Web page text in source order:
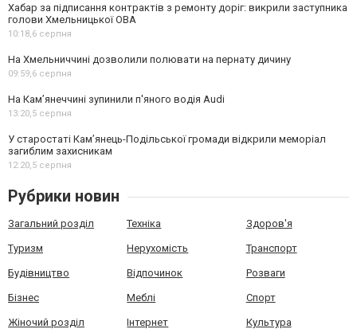
Хабар за підписання контрактів з ремонту доріг: викрили заступника
голови Хмельницької ОВА
10:18,6 серпня
На Хмельниччині дозволили полювати на пернату дичину
09:59,6 серпня
На Камʼянеччині зупинили п'яного водія Audi
13:20,5 серпня
У старостаті Кам’янець-Подільської громади відкрили меморіал
загиблим захисникам
12:20,5 серпня
Рубрики новин
Загальний розділ Техніка Здоров'я
Туризм Нерухомість Транспорт
Будівництво Відпочинок Розваги
Бізнес Меблі Спорт
Жіночий розділ Інтернет Культура